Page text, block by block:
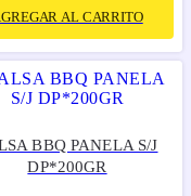
AL CARRITO
BBQ PANELA S/J
DP*200GR